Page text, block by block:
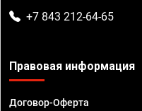
+7 843 212-64-65
Правовая информация
Договор-Оферта